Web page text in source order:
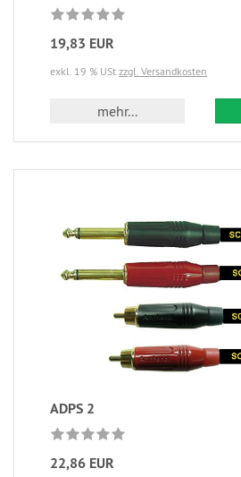
19,83 EUR
exkl. 19 % USt zzgl. Versandkosten
mehr...
ADPS 2
22,86 EUR